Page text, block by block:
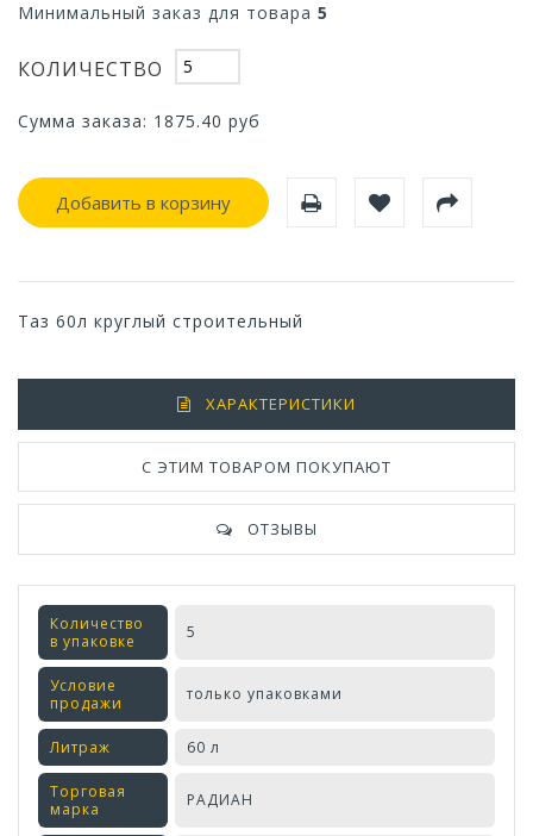
Минимальный заказ для товара 5
КОЛИЧЕСТВО
Сумма заказа: 1875.40 руб
Добавить в корзину
Таз 60л круглый строительный
ХАРАКТЕРИСТИКИ
С ЭТИМ ТОВАРОМ ПОКУПАЮТ
ОТЗЫВЫ
Количество
в упаковке
5
Условие
продажи
только упаковками
Литраж 60 л
Торговая
марка
РАДИАН